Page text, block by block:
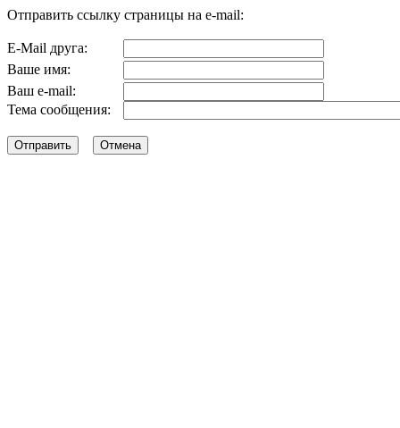
Отправить ссылку страницы на e-mail:
E-Mail друга:
Ваше имя:
Ваш e-mail:
Тема сообщения: